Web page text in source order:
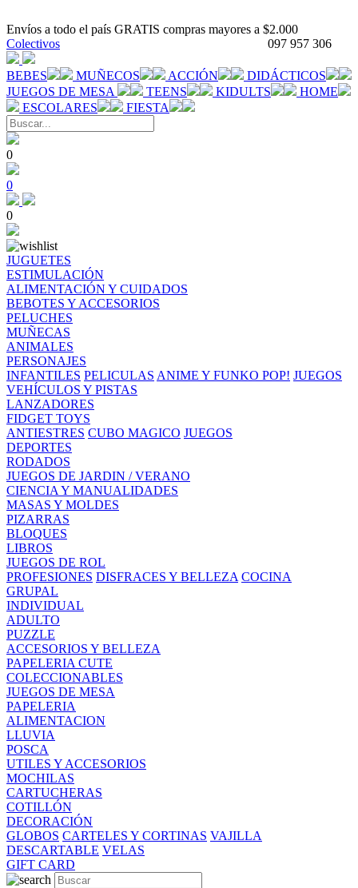
Envíos a todo el país GRATIS compras mayores a $2.000
097 957 306
Colectivos
BEBES MUÑECOS ACCIÓN
DIDÁCTICOS
JUEGOS DE MESA
TEENS KIDULTS
HOME
ESCOLARES
FIESTA
0
0
0
JUGUETES
ESTIMULACIÓN
ALIMENTACIÓN Y CUIDADOS
BEBOTES Y ACCESORIOS
PELUCHES
MUÑECAS
ANIMALES
PERSONAJES
INFANTILES PELICULAS ANIME Y FUNKO POP! JUEGOS
VEHÍCULOS Y PISTAS
LANZADORES
FIDGET TOYS
ANTIESTRES CUBO MAGICO JUEGOS
DEPORTES
RODADOS
JUEGOS DE JARDIN / VERANO
CIENCIA Y MANUALIDADES
MASAS Y MOLDES
PIZARRAS
BLOQUES
LIBROS
JUEGOS DE ROL
PROFESIONES DISFRACES Y BELLEZA COCINA
GRUPAL
INDIVIDUAL
ADULTO
PUZZLE
ACCESORIOS Y BELLEZA
PAPELERIA CUTE
COLECCIONABLES
JUEGOS DE MESA
PAPELERIA
ALIMENTACION
LLUVIA
POSCA
UTILES Y ACCESORIOS
MOCHILAS
CARTUCHERAS
COTILLÓN
DECORACIÓN
GLOBOS CARTELES Y CORTINAS VAJILLA
DESCARTABLE VELAS
GIFT CARD